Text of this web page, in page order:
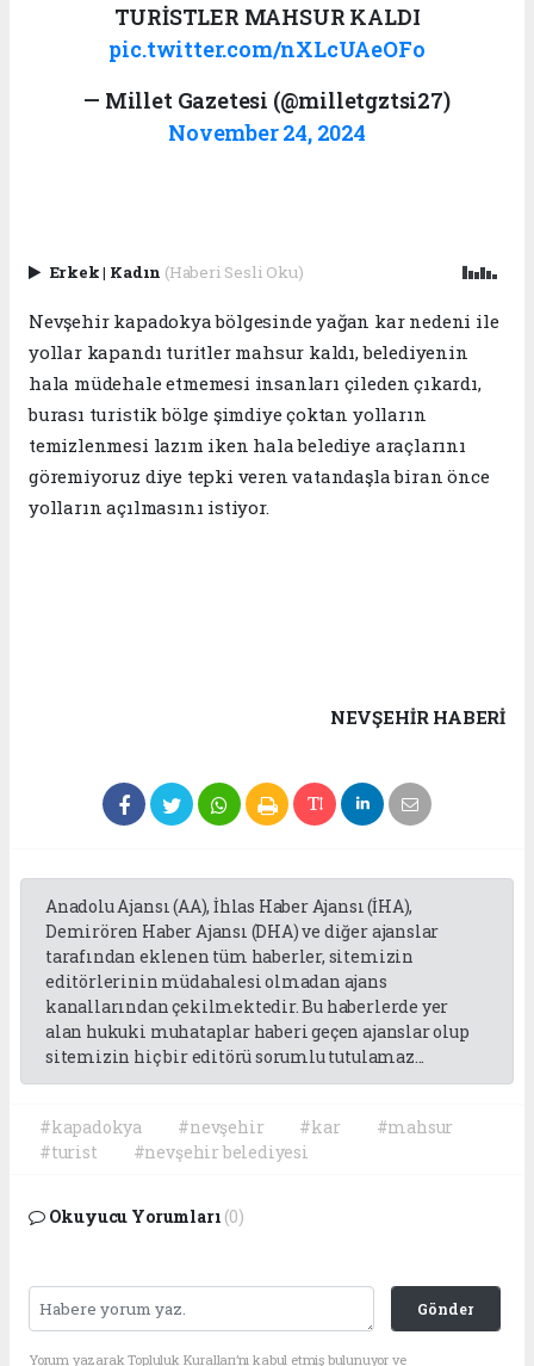
TURİSTLER MAHSUR KALDI
pic.twitter.com/nXLcUAeOFo
— Millet Gazetesi (@milletgztsi27)
November 24, 2024
Erkek| Kadın (Haberi Sesli Oku)
Nevşehir kapadokya bölgesinde yağan kar nedeni ile
yollar kapandı turitler mahsur kaldı, belediyenin
hala müdehale etmemesi insanları çileden çıkardı,
burası turistik bölge şimdiye çoktan yolların
temizlenmesi lazım iken hala belediye araçlarını
göremiyoruz diye tepki veren vatandaşla biran önce
yolların açılmasını istiyor.
NEVŞEHIR HABERİ
Anadolu Ajansı (AA), İhlas Haber Ajansı (İHA),
Demirören Haber Ajansı (DHA) ve diğer ajanslar
tarafından eklenen tüm haberler, sitemizin
editörlerinin müdahalesi olmadan ajans
kanallarından çekilmektedir. Bu haberlerde yer
alan hukuki muhataplar haberi geçen ajanslar olup
sitemizin hiç bir editörü sorumlu tutulamaz...
#kapadokya #nevşehir #kar
#mahsur
#turist
#nevşehir belediyesi
Okuyucu Yorumları (0)
Gönder
Yorum yazarak Topluluk Kuralları’nı kabul etmiş bulunuyor ve